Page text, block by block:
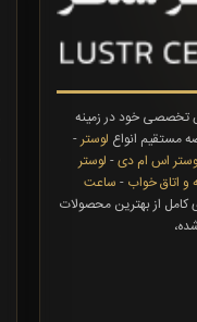
تخصصی خود در زمینه
مستقیم انواع لوستر-
اس ام دی- لوستر
و اتاق خواب - ساعت
کامل از بهترین محصولات